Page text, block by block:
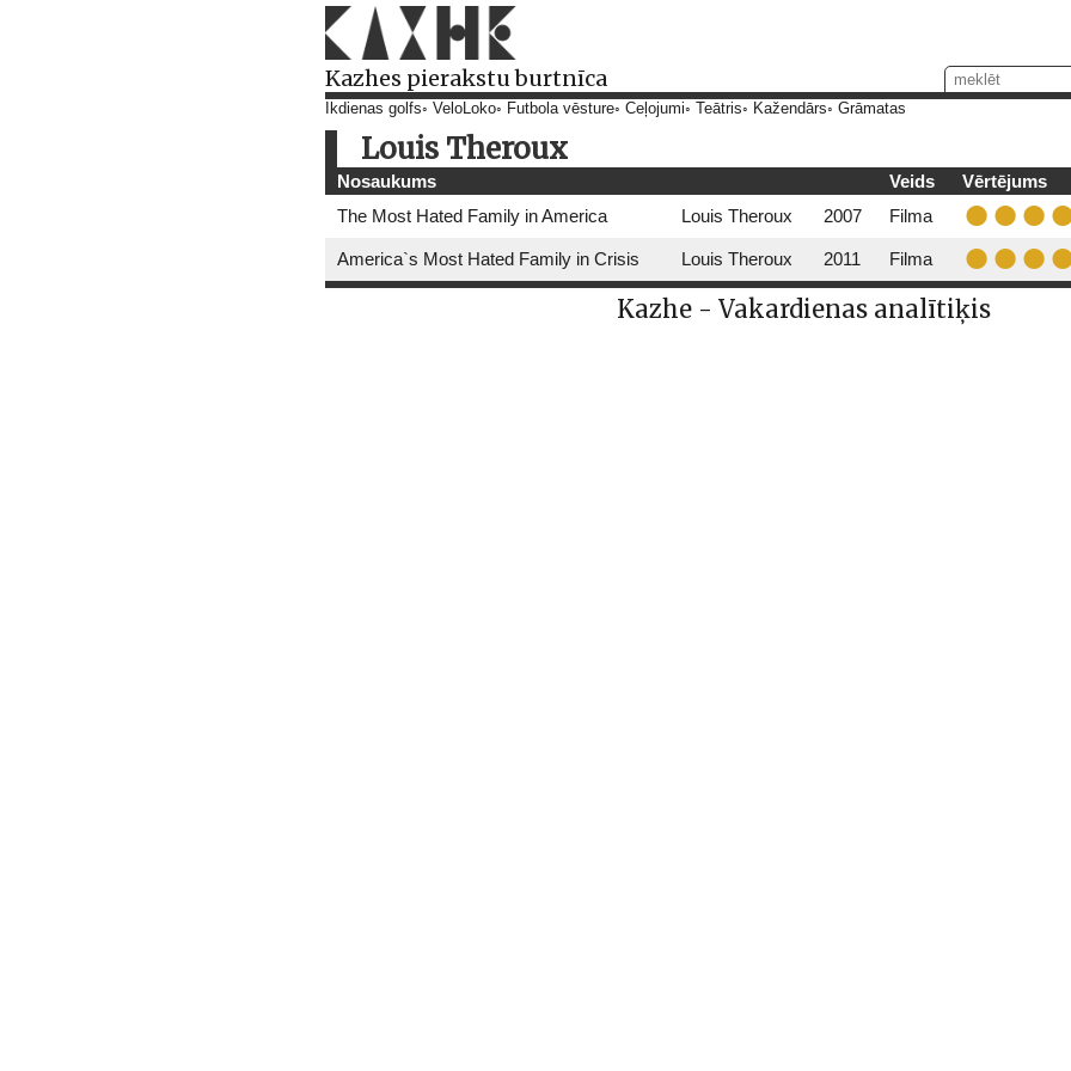
Kazhes pierakstu burtnīca
Ikdienas golfs VeloLoko Futbola vēsture Ceļojumi Teātris Kažendārs Grāmatas
Louis Theroux
Nosaukums Veids
Vērtējums
The Most Hated Family in America
Louis Theroux 2007 Filma
America`s Most Hated Family in Crisis Louis Theroux 2011 Filma
Kazhe - Vakardienas analītiķis